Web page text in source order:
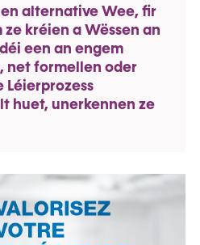
en alternative Wee, fir
ze kréien a Wëssen an
een an engem
net formellen oder
Léierprozess
huet, unerkennen ze